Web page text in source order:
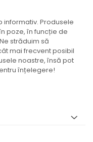
informativ. Produsele
poze, în funcție de
străduim să
mai frecvent posibil
noastre, însă pot
înțelegere!